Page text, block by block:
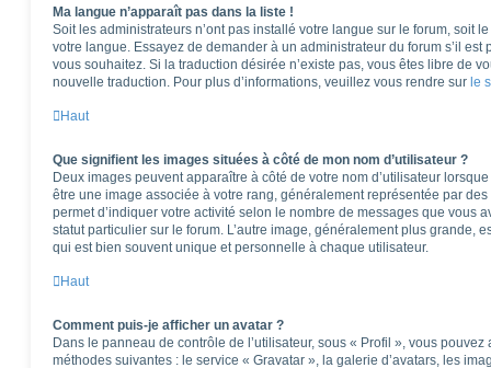
Ma langue n’apparaît pas dans la liste !
Soit les administrateurs n’ont pas installé votre langue sur le forum, soit
votre langue. Essayez de demander à un administrateur du forum s’il
vous souhaitez. Si la traduction désirée n’existe pas, vous êtes libre de
nouvelle traduction. Pour plus d’informations, veuillez vous rendre sur le
Haut
Que signifient les images situées à côté de mon nom d’utilisateur ?
Deux images peuvent apparaître à côté de votre nom d’utilisateur
être une image associée à votre rang, généralement représentée par
permet d’indiquer votre activité selon le nombre de messages que vous
statut particulier sur le forum. L’autre image, généralement plus grande,
qui est bien souvent unique et personnelle à chaque utilisateur.
Haut
Comment puis-je afficher un avatar ?
Dans le panneau de contrôle de l’utilisateur, sous « Profil », vous
méthodes suivantes : le service « Gravatar », la galerie d’avatars, les